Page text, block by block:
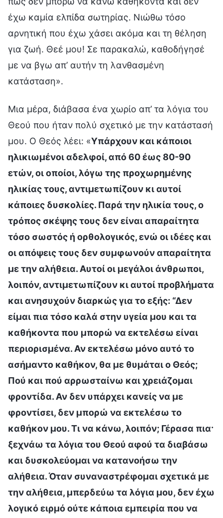
έχω καμία ελπίδα σωτηρίας. Νιώθω τόσο
αρνητική που έχω χάσει ακόμα και τη θέληση
για ζωή. Θεέ μου! Σε παρακαλώ, καθοδήγησέ
με να βγω απ’ αυτήν τη λανθασμένη
κατάσταση».
Μια μέρα, διάβασα ένα χωρίο απ’ τα λόγια του
Θεού που ήταν πολύ σχετικό με την κατάστασή
μου. Ο Θεός λέει: «Υπάρχουν και κάποιοι
ηλικιωμένοι αδελφοί, από 60 έως 80-90
ετών, οι οποίοι, λόγω της προχωρημένης
ηλικίας τους, αντιμετωπίζουν κι αυτοί
κάποιες δυσκολίες. Παρά την ηλικία τους, ο
τρόπος σκέψης τους δεν είναι απαραίτητα
τόσο σωστός ή ορθολογικός, ενώ οι ιδέες και
οι απόψεις τους δεν συμφωνούν απαραίτητα
με την αλήθεια. Αυτοί οι μεγάλοι άνθρωποι,
λοιπόν, αντιμετωπίζουν κι αυτοί προβλήματα
και ανησυχούν διαρκώς για το εξής: “Δεν
είμαι πια τόσο καλά στην υγεία μου και τα
καθήκοντα που μπορώ να εκτελέσω είναι
περιορισμένα. Αν εκτελέσω μόνο αυτό το
ασήμαντο καθήκον, θα με θυμάται ο Θεός;
Πού και πού αρρωσταίνω και χρειάζομαι
φροντίδα. Αν δεν υπάρχει κανείς να με
φροντίσει, δεν μπορώ να εκτελέσω το
καθήκον μου. Τι να κάνω, λοιπόν; Γέρασα πια·
ξεχνάω τα λόγια του Θεού αφού τα διαβάσω
και δυσκολεύομαι να κατανοήσω την
αλήθεια. Όταν συναναστρέφομαι σχετικά με
την αλήθεια, μπερδεύω τα λόγια μου, δεν έχω
λογικό ειρμό ούτε κάποια εμπειρία που να